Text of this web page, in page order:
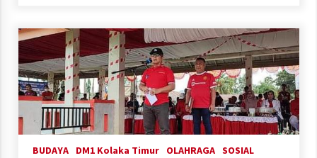
BUDAYA DM1 Kolaka Timur OLAHRAGA SOSIAL